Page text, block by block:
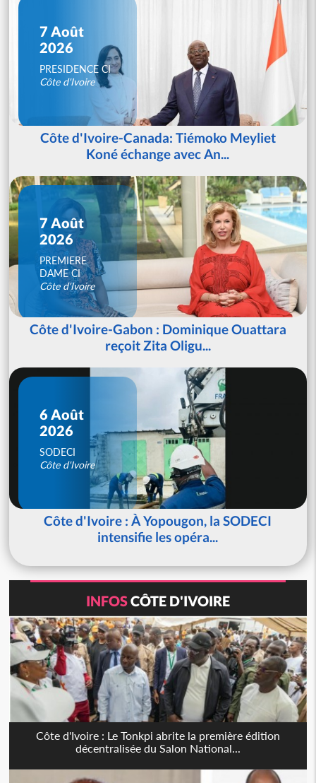
7 Août
2026
PRESIDENCE CI
Côte d'Ivoire
Côte d'Ivoire-Canada: Tiémoko Meyliet
Koné échange avec An...
7 Août
2026
PREMIERE
DAME CI
Côte d'Ivoire
Côte d'Ivoire-Gabon : Dominique Ouattara
reçoit Zita Oligu...
6 Août
2026
SODECI
Côte d'Ivoire
Côte d'Ivoire : À Yopougon, la SODECI
intensifie les opéra...
INFOSCÔTE D'IVOIRE
Côte d'Ivoire : Le Tonkpi abrite la première édition
décentralisée du Salon National...